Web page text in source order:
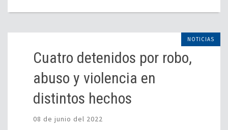
NOTICIAS
Cuatro detenidos por robo,
abuso y violencia en
distintos hechos
08 de junio del 2022